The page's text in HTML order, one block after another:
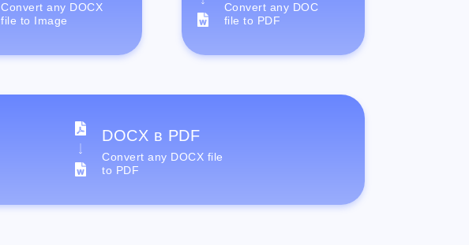
Convert any DOCX
file to Image
Convert any DOC
file to PDF
DOCX в PDF
Convert any DOCX file
to PDF